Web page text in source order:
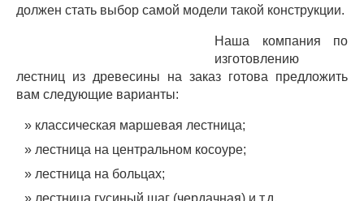
должен стать выбор самой модели такой конструкции.
Наша компания по
изготовлению
лестниц из древесины на заказ готова предложить
вам следующие варианты:
классическая маршевая лестница;
лестница на центральном косоуре;
лестница на больцах;
лестница гусиный шаг (чердачная) и т.д.